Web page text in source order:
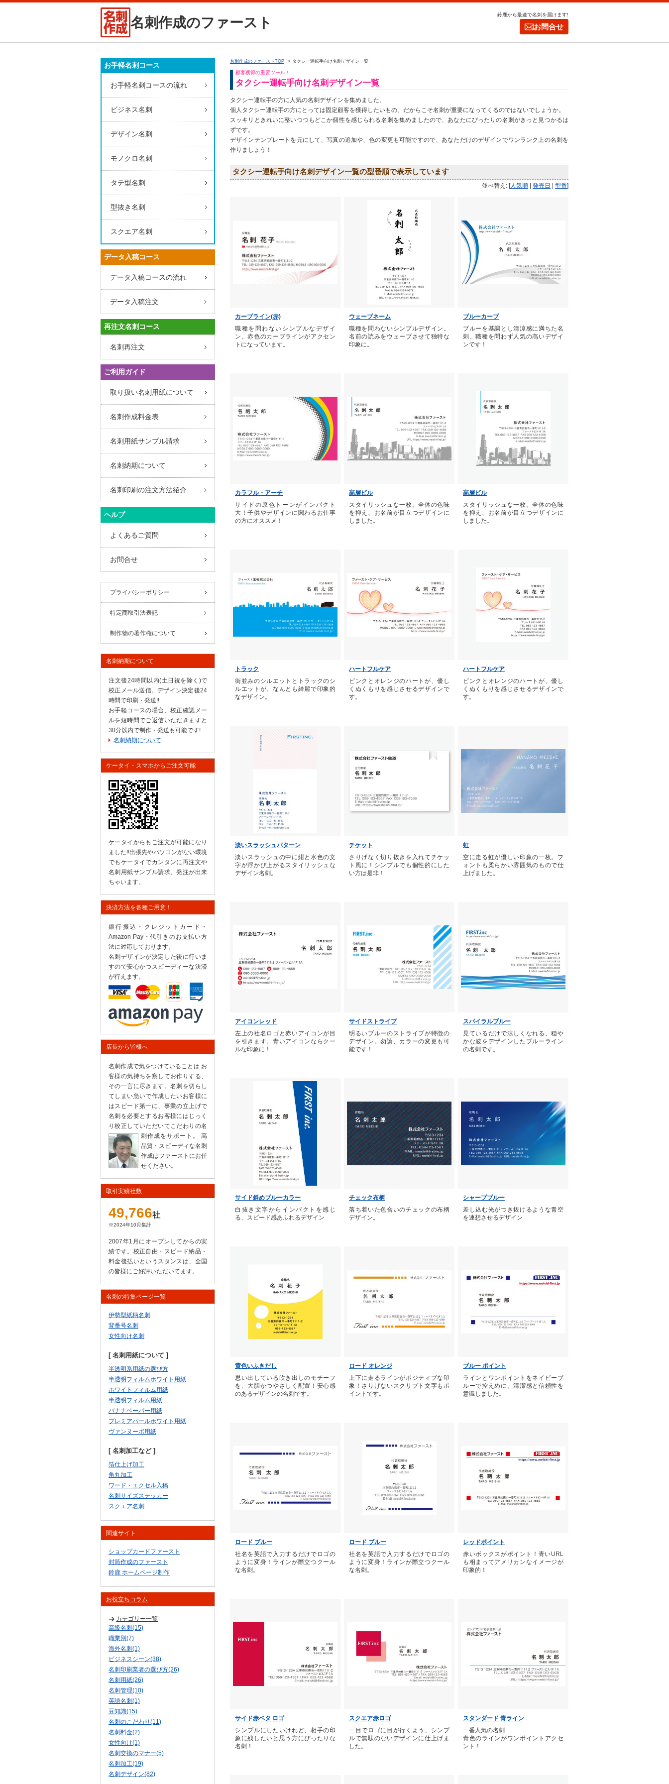
名刺作成のファースト 鈴鹿から最速で名刺を届けます!
お問合せ
名刺作成のファーストTOP タクシー運転手向け名刺デザイン一覧
顧客獲得の重要ツール！
タクシー運転手向け名刺デザイン一覧
タクシー運転手の方に人気の名刺デザインを集めました。
個人タクシー運転手の方にとっては固定顧客を獲得したいもの、だからこそ名刺が重要になってくるのではないでしょうか。
スッキリときれいに整いつつもどこか個性を感じられる名刺を集めましたので、あなたにぴったりの名刺がきっと見つかるは
ずです。
デザインテンプレートを元にして、写真の追加や、色の変更も可能ですので、あなただけのデザインでワンランク上の名刺を
作りましょう！
タクシー運転手向け名刺デザイン一覧の型番順で表示しています
並べ替え: [人気順 発売日 型番]
カーブライン(赤)
職種を問わないシンプルなデザイ
ン。赤色のカーブラインがアクセン
トになっています。
ウェーブネーム
職種を問わないシンプルデザイン。
名前の読みをウェーブさせて独特な
印象に。
ブルーカーブ
ブルーを基調とし清涼感に満ちた名
刺。職種を問わず人気の高いデザイ
ンです！
カラフル・アーチ
サイドの原色トーンがインパクト
大！子供やデザインに関わるお仕事
の方にオススメ！
高層ビル
スタイリッシュな一枚。全体の色味
を抑え、お名前が目立つデザインに
しました。
高層ビル
スタイリッシュな一枚。全体の色味
を抑え、お名前が目立つデザインに
しました。
トラック
街並みのシルエットとトラックのシ
ルエットが、なんとも綺麗で印象的
なデザイン。
ハートフルケア
ピンクとオレンジのハートが、優し
くぬくもりを感じさせるデザインで
す。
ハートフルケア
ピンクとオレンジのハートが、優し
くぬくもりを感じさせるデザインで
す。
淡いスラッシュパターン
淡いスラッシュの中に紺と水色の文
字が浮かび上がるスタイリッシュな
デザイン名刺。
チケット
さりげなく切り抜きを入れてチケッ
ト風に！シンプルでも個性的にした
い方は是非！
虹
空に走る虹が優しい印象の一枚。フ
ォントも柔らかい雰囲気のもので仕
上げました。
アイコンレッド
左上の社名ロゴと赤いアイコンが目
を引きます。青いアイコンならクー
ルな印象に！
サイドストライプ
明るいブルーのストライプが特徴の
デザイン。勿論、カラーの変更も可
能です！
スパイラルブルー
見ているだけで涼しくなれる、穏や
かな波をデザインしたブルーライン
の名刺です。
サイド斜めブルーカラー
白抜き文字からインパクトを感じ
る、スピード感あふれるデザイン
チェック布柄
落ち着いた色合いのチェックの布柄
デザイン。
シャープブルー
差し込む光がつき抜けるような青空
を連想させるデザイン
黄色いふきだし
思い出している吹き出しのモチーフ
を、大胆かつやさしく配置！安心感
のあるデザインの名刺です。
ロード オレンジ
上下に走るラインがポジティブな印
象！さりげないスクリプト文字もポ
イントです。
ブルー ポイント
ラインとワンポイントをネイビーブ
ルーで控えめに。清潔感と信頼性を
意識しました。
ロード ブルー
社名を英語で入力するだけでロゴの
ように変身！ラインが際立つクール
な名刺。
ロード ブルー
社名を英語で入力するだけでロゴの
ように変身！ラインが際立つクール
な名刺。
レッドポイント
赤いボックスがポイント！青いURL
も相まってアメリカンなイメージが
印象的！
サイド赤ベタ ロゴ
シンプルにしたいけれど、相手の印
象に残したいと思う方にぴったりな
名刺！
スクエア赤ロゴ
一目でロゴに目が行くよう、シンプ
ルで無駄のないデザインに仕上げま
した。
スタンダード 青ライン
一番人気の名刺
青色のラインがワンポイントアクセ
ント！
お手軽名刺コース
お手軽名刺コースの流れ
ビジネス名刺
デザイン名刺
モノクロ名刺
タテ型名刺
型抜き名刺
スクエア名刺
データ入稿コース
データ入稿コースの流れ
データ入稿注文
再注文名刺コース
名刺再注文
ご利用ガイド
取り扱い名刺用紙について
名刺作成料金表
名刺用紙サンプル請求
名刺納期について
名刺印刷の注文方法紹介
ヘルプ
よくあるご質問
お問合せ
プライバシーポリシー
特定商取引法表記
制作物の著作権について
名刺納期について
注文後24時間以内(土日祝を除く)で
校正メール送信。デザイン決定後24
時間で印刷・発送!!
お手軽コースの場合、校正確認メー
ルを短時間でご返信いただきますと
30分以内で制作・発送も可能です!
名刺納期について
ケータイ・スマホからご注文可能
ケータイからもご注文が可能になり
ました!!出張先やパソコンがない環境
でもケータイでカンタンに再注文や
名刺用紙サンプル請求、発注が出来
ちゃいます。
決済方法を各種ご用意！
銀行振込・クレジットカード・
Amazon Pay・代引きのお支払い方
法に対応しております。
名刺デザインが決定した後に行いま
すので安心かつスピーディーな決済
が行えます。
店長から皆様へ
名刺作成で気をつけていることは お
客様の気持ちを察してお作りする、
その一言に尽きます。名刺を切らし
てしまい急いで作成したいお客様に
はスピード第一に、事業の立上げで
名刺を必要とするお客様にはじっく
り校正していただいてこだわりの名
刺作成をサポート。
高
品質・スピーディな名刺
作成はファーストにお任
せください。
取引実績社数
49,766社
※2024年10月集計
2007年1月にオープンしてからの実
績です。校正自由・スピード納品・
料金後払いというスタンスは、全国
の皆様にご好評いただいてます。
名刺の特集ページ一覧
伊勢型紙柄名刺
背番号名刺
女性向け名刺
[ 名刺用紙について ]
半透明系用紙の選び方
半透明フィルムホワイト用紙
ホワイトフィルム用紙
半透明フィルム用紙
バナナペーパー用紙
プレミアパールホワイト用紙
ヴァンヌーボ用紙
[ 名刺加工など ]
箔仕上げ加工
角丸加工
ワード・エクセル入稿
名刺サイズステッカー
スクエア名刺
関連サイト
ショップカードファースト
封筒作成のファースト
鈴鹿 ホームページ制作
お役立ちコラム
カテゴリー一覧
高級名刺(15)
職業別(7)
海外名刺(1)
ビジネスシーン(38)
名刺印刷業者の選び方(26)
名刺用紙(26)
名刺管理(10)
英語名刺(1)
豆知識(15)
名刺のこだわり(11)
名刺料金(2)
女性向け(1)
名刺交換のマナー(5)
名刺加工(19)
名刺デザイン(82)